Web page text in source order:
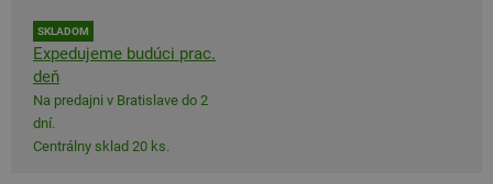
SKLADOM
Expedujeme budúci prac.
deň
Na predajni v Bratislave do 2
dní.
Centrálny sklad 20 ks.